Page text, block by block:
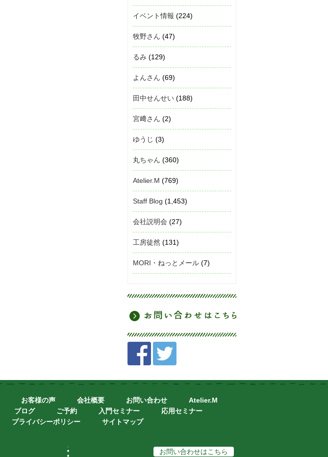
イベント情報 (224)
牧野さん (47)
るみ (129)
よんさん (69)
田中せんせい (188)
宮﨑さん (2)
ゆうじ (3)
丸ちゃん (360)
Atelier.M (769)
Staff Blog (1,453)
会社説明会 (27)
工房徒然 (131)
MORI・ねっとメール (7)
お客様の声 会社概要 お問い合わせ
Atelier.M
ブログ ご予約 入門セミナー
応用セミナー
プライバシーポリシー サイトマップ
お問い合わせはこちら